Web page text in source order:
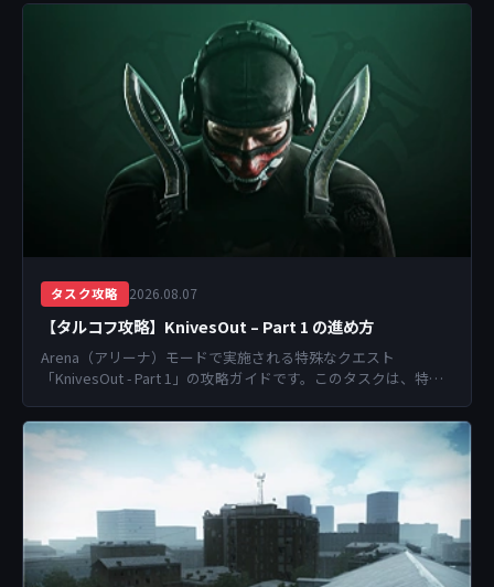
タスク攻略 2026.08.07
【タルコフ攻略】KnivesOut – Part 1 の進め方
Arena（アリーナ）モードで実施される特殊なクエスト
「KnivesOut - Part 1」の攻略ガイドです。このタスクは、特定